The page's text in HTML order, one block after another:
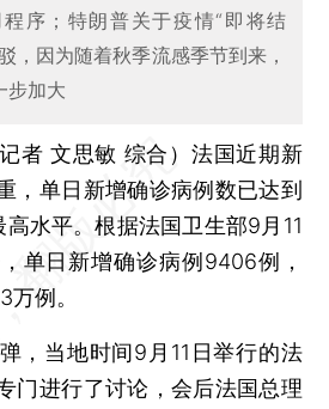
序；特朗普关于疫情“即将结
，因为随着秋季流感季节到来，
步加大
者 文思敏 综合） 法国近期新
，单日新增确诊病例数已达到
水平。根据法国卫生部9月11
单日新增确诊病例9406例，
例。
当地时间9月11日举行的法
门进行了讨论，会后法国总理